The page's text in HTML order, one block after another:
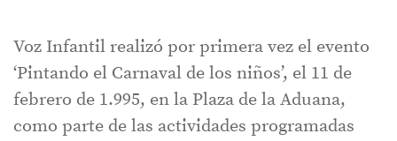
Voz Infantil realizó por primera vez el evento
‘Pintando el Carnaval de los niños’, el 11 de
febrero de 1.995, en la Plaza de la Aduana,
como parte de las actividades programadas